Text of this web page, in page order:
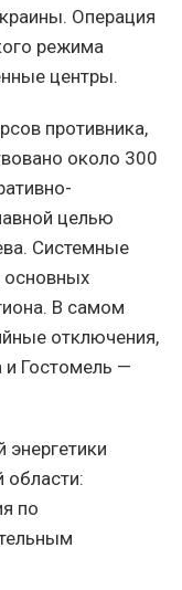
Операция
режима
центры.
противника,
около 300
целью
Системные
основных
В самом
отключения,
и Гостомель —
энергетики
области:
по